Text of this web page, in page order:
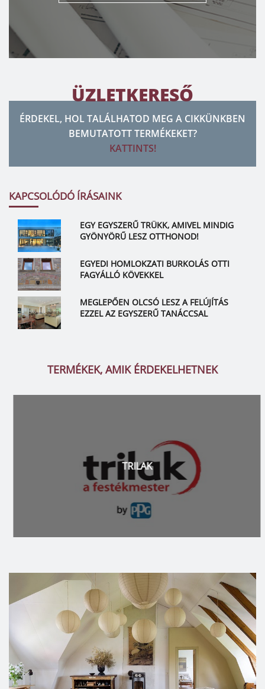
ÜZLETKERESŐ
ÉRDEKEL, HOL TALÁLHATOD MEG A CIKKÜNKBEN
BEMUTATOTT TERMÉKEKET?
KATTINTS!
KAPCSOLÓDÓ ÍRÁSAINK
EGY EGYSZERŰ TRÜKK, AMIVEL MINDIG
GYÖNYÖRŰ LESZ OTTHONOD!
EGYEDI HOMLOKZATI BURKOLÁS OTTI
FAGYÁLLÓ KÖVEKKEL
MEGLEPŐEN OLCSÓ LESZ A FELÚJÍTÁS
EZZEL AZ EGYSZERŰ TANÁCCSAL
TERMÉKEK, AMIK ÉRDEKELHETNEK
TRILAK